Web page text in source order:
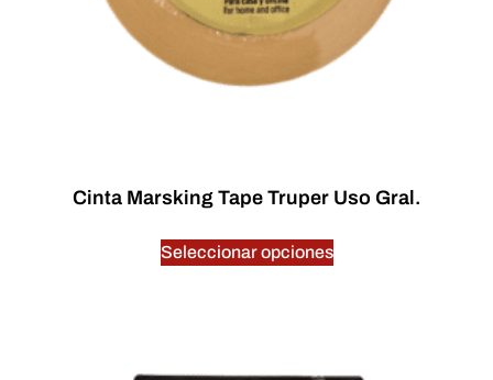
Cinta Marsking Tape Truper Uso Gral.
Seleccionar opciones